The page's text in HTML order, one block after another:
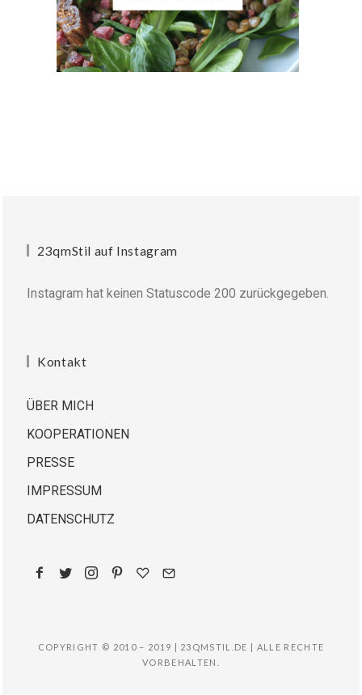
23qmStil auf Instagram
Instagram hat keinen Statuscode 200 zurückgegeben.
Kontakt
ÜBER MICH
KOOPERATIONEN
PRESSE
IMPRESSUM
DATENSCHUTZ
COPYRIGHT © 2010 – 2019 | 23QMSTIL.DE | ALLE RECHTE
VORBEHALTEN.